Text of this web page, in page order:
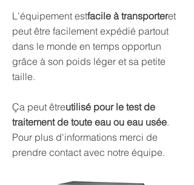
L'équipement estfacile à transporteret
peut être facilement expédié partout
dans le monde en temps opportun
grâce à son poids léger et sa petite
taille.
Ça peut êtreutilisé pour le test de
traitement de toute eau ou eau usée.
Pour plus d'informations merci de
prendre contact avec notre équipe.